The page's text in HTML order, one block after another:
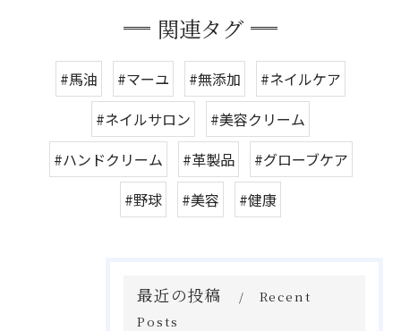
関連タグ
#馬油 #マーユ #無添加
#ネイルケア
#ネイルサロン
#美容クリーム
#ハンドクリーム
#革製品
#グローブケア
#野球
#美容 #健康
最近の投稿
Recent
Posts